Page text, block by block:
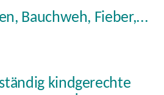
Bauchweh, Fieber,...
kindgerechte